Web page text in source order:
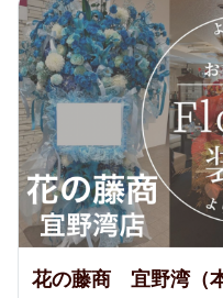
花の藤商 宜野湾（本